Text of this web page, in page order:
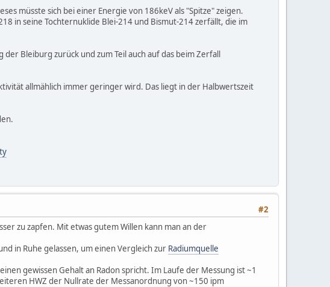
müsste sich bei einer Energie von 186keV als "Spitze" zeigen.
in seine Tochternuklide Blei-214 und Bismut-214 zerfällt, die im
Bleiburg zurück und zum Teil auch auf das beim Zerfall
allmählich immer geringer wird. Das liegt in der Halbwertszeit
#2
zu zapfen. Mit etwas gutem Willen kann man an der
in Ruhe gelassen, um einen Vergleich zur Radiumquelle
gewissen Gehalt an Radon spricht. Im Laufe der Messung ist ~1
HWZ der Nullrate der Messanordnung von ~150 ipm